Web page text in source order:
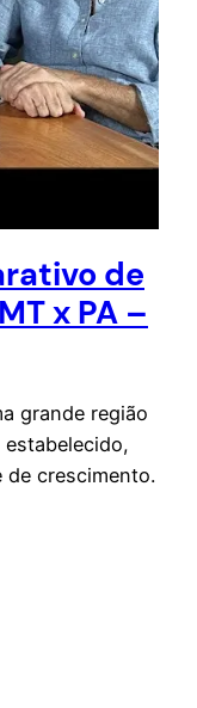
de
x PA –
grande região
de crescimento.
• CORTE